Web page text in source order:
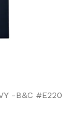
-B&C #E220